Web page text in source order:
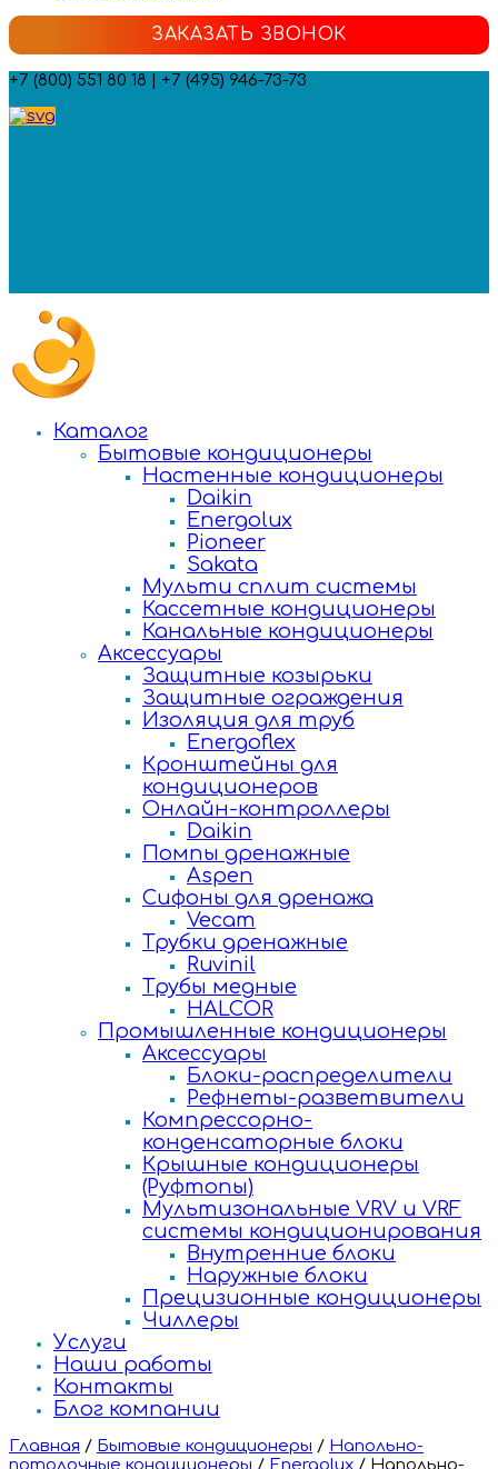
ЗАКАЗАТЬ ЗВОНОК
+7 (800) 551 80 18 | +7 (495) 946-73-73
Каталог
Бытовые кондиционеры
Настенные кондиционеры
Daikin
Energolux
Pioneer
Sakata
Мульти сплит системы
Кассетные кондиционеры
Канальные кондиционеры
Аксессуары
Защитные козырьки
Защитные ограждения
Изоляция для труб
Energoflex
Кронштейны для
кондиционеров
Онлайн-контроллеры
Daikin
Помпы дренажные
Aspen
Сифоны для дренажа
Vecam
Трубки дренажные
Ruvinil
Трубы медные
HALCOR
Промышленные кондиционеры
Аксессуары
Блоки-распределители
Рефнеты-разветвители
Компрессорно-
конденсаторные блоки
Крышные кондиционеры
(Руфтопы)
Мультизональные VRV и VRF
системы кондиционирования
Внутренние блоки
Наружные блоки
Прецизионные кондиционеры
Чиллеры
Услуги
Наши работы
Контакты
Блог компании
Главная / Бытовые кондиционеры / Напольно-
потолочные кондиционеры / Energolux / Напольно-